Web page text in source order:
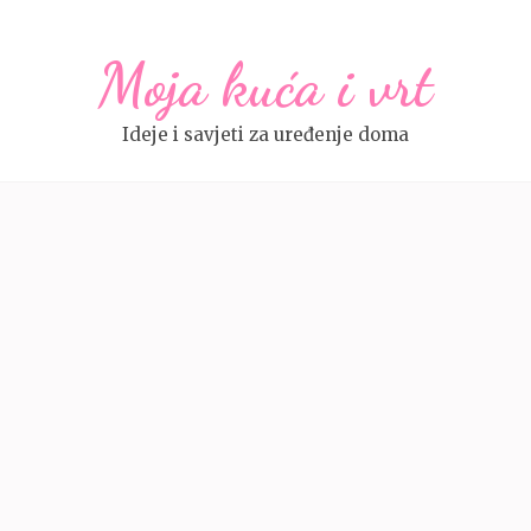
Moja kuća i vrt
Ideje i savjeti za uređenje doma